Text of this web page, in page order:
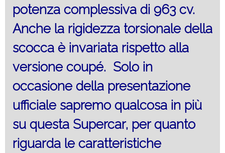
potenza complessiva di 963 cv.
Anche la rigidezza torsionale della
scocca è invariata rispetto alla
versione coupé. Solo in
occasione della presentazione
ufficiale sapremo qualcosa in più
su questa Supercar, per quanto
riguarda le caratteristiche